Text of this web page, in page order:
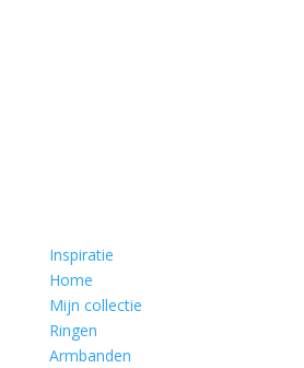
Inspiratie
Home
Mijn collectie
Ringen
Armbanden